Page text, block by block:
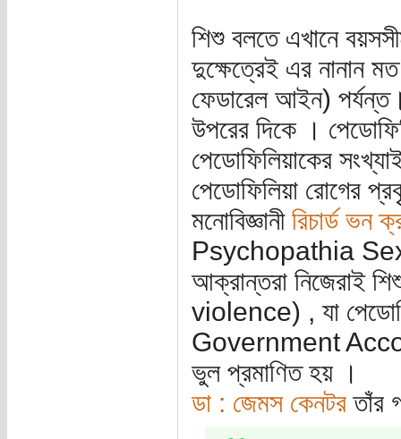
শিশু বলতে এখানে
দুক্ষেত্রেই এর নানান
ফেডারেল আইন)
উপরের দিকে ।
পেডোফিলিয়াকের
পেডোফিলিয়া রোগের
মনোবিজ্ঞানী রিচার্ড ভন
Psychopathia
আক্রান্তরা নিজেরাই
violence) , যা
Government
ভুল প্রমাণিত হয় ।
ডা : জেমস কেনটরতাঁর